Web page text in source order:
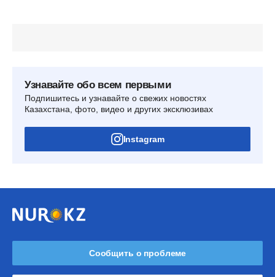
Узнавайте обо всем первыми
Подпишитесь и узнавайте о свежих новостях
Казахстана, фото, видео и других эксклюзивах
Instagram
Сообщить о проблеме